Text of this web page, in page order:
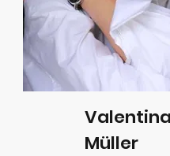
Valentina
Müller